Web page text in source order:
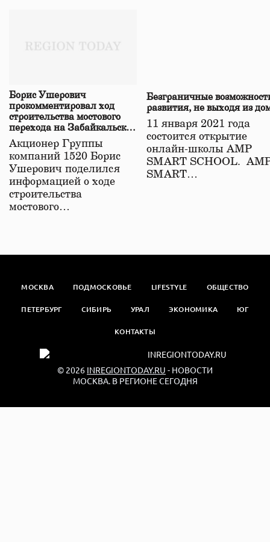
Борис Ушерович
прокомментировал ход
строительства мостового
перехода на Забайкальской
железной дороге
Акционер Группы
компаний 1520 Борис
Ушерович поделился
информацией о ходе
строительства
мостового…
Безграничные
развития, не выходя из
11 января 2021 года
состоится открытие
онлайн-школы АМР
SMART SCHOOL.
SMART…
МОСКВА ПОДМОСКОВЬЕ LIFESTYLE ОБЩЕСТВО
ПЕТЕРБУРГ СИБИРЬ УРАЛ ЭКОНОМИКА ЮГ
КОНТАКТЫ
© 2026 INREGIONTODAY.RU - НОВОСТИ
МОСКВА. В РЕГИОНЕ СЕГОДНЯ